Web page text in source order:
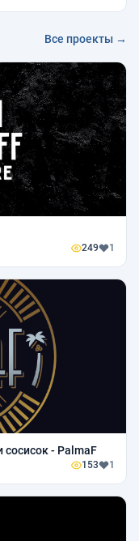
Все проекты →
249 1
сосисок - PalmaF
153 1